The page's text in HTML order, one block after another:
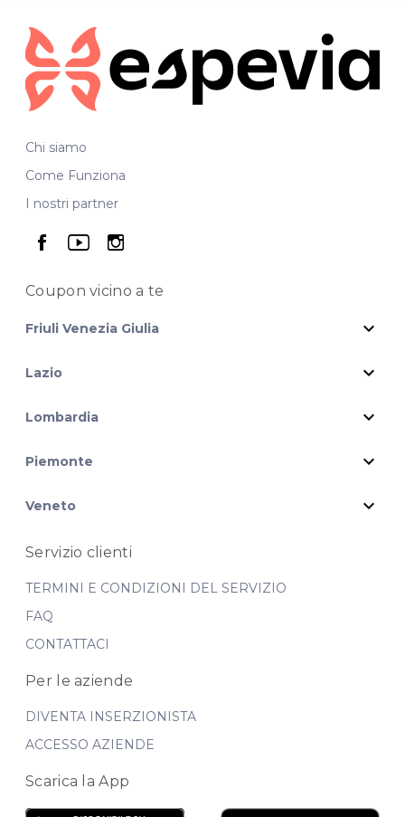
Chi siamo
Come Funziona
I nostri partner
seguici su facebook
seguici su youtube
seguici su instagram
Coupon vicinoa te
Friuli Venezia Giulia expand_more
Lazio expand_more
Lombardia expand_more
Piemonte expand_more
Veneto expand_more
Servizio clienti
TERMINI E CONDIZIONI DEL SERVIZIO
FAQ
CONTATTACI
Per le aziende
DIVENTA INSERZIONISTA
ACCESSO AZIENDE
Scarica la App